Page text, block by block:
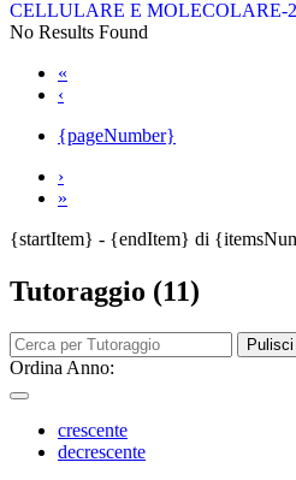
CELLULARE E MOLECOLARE-
No Results Found
«
‹
{pageNumber}
›
»
{startItem} - {endItem} di
Tutoraggio (11)
Pulisci
Ordina Anno:
crescente
decrescente